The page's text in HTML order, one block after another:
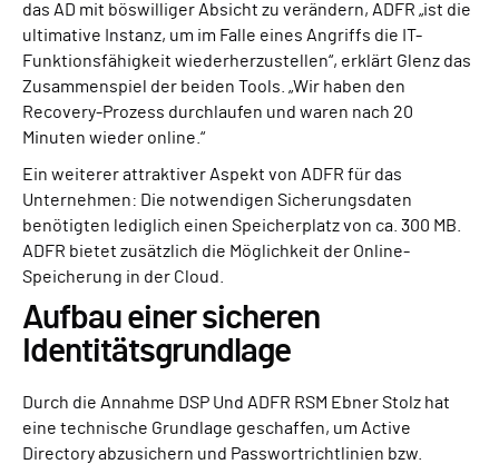
das AD mit böswilliger Absicht zu verändern, ADFR „ist die
ultimative Instanz, um im Falle eines Angriffs die IT-
Funktionsfähigkeit wiederherzustellen“, erklärt Glenz das
Zusammenspiel der beiden Tools. „Wir haben den
Recovery-Prozess durchlaufen und waren nach 20
Minuten wieder online.“
Ein weiterer attraktiver Aspekt von ADFR für das
Unternehmen: Die notwendigen Sicherungsdaten
benötigten lediglich einen Speicherplatz von ca. 300 MB.
ADFR bietet zusätzlich die Möglichkeit der Online-
Speicherung in der Cloud.
Aufbau einer sicheren
Identitätsgrundlage
Durch die Annahme DSP Und ADFR RSM Ebner Stolz hat
eine technische Grundlage geschaffen, um Active
Directory abzusichern und Passwortrichtlinien bzw.